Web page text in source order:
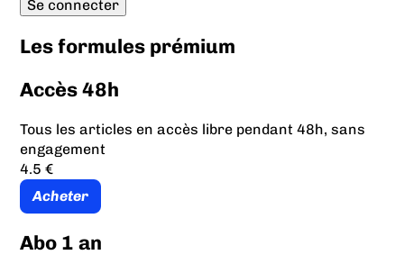
Les formules prémium
Accès 48h
Tous les articles en accès libre pendant 48h, sans
engagement
4.5 €
Acheter
Abo 1 an